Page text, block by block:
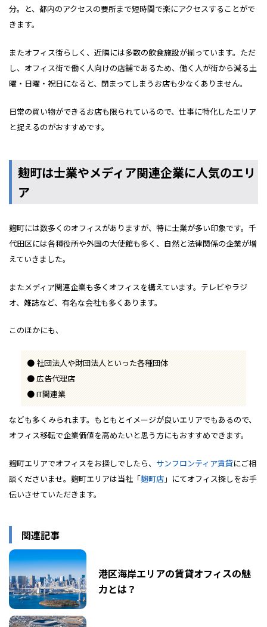
分。と、都内のアクセスの要所まで短時間で楽にアクセスすることがで
きます。
またオフィス街らしく、近隣には多数の飲食施設が揃っています。ただ
し、オフィス街で働く人向けの店舗であるため、働く人が街から減る土
曜・日曜・祝日になると、閉まってしまうお店も少なくありません。
日常の買い物ができるお店も限られているので、仕事に特化したエリア
と捉えるのがおすすめです。
麹町は士業やメディア関連企業に人気のエリ
ア
麹町には数多くのオフィスがありますが、特に士業が多い印象です。千
代田区には各種役所や外国の大使館も多く、自然と法律関係の企業が増
えていきました。
またメディア関連企業も多くオフィスを構えています。テレビやラジ
オ、雑誌など、有名な会社も多くあります。
このほかにも、
社団法人や財団法人といった各種団体
広告代理店
IT関連業
なども多くみられます。もともとイメージが良いエリアでもあるので、
オフィス移転で企業価値を高めたいと思う方にもおすすめできます。
麹町エリアでオフィスをお探しでしたら、 サンフロンティア賃貸にご相
談くださいませ。麹町エリアは当社「麹町店 」にてオフィス探しをお手
伝いさせていただきます。
関連記事
港区海岸エリアの賃貸オフィスの魅
力とは？